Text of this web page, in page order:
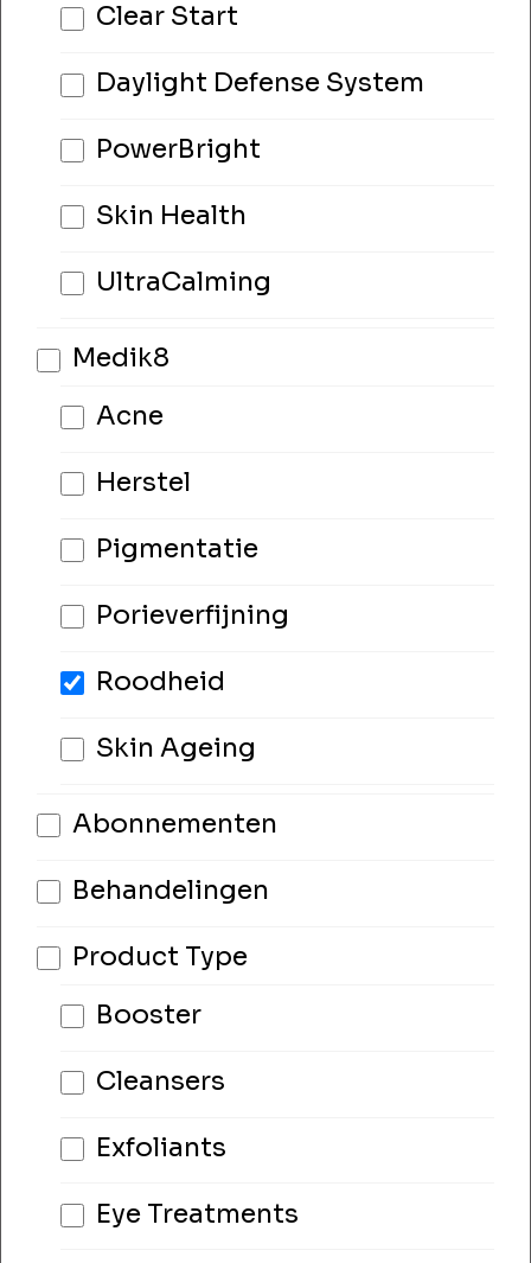
Clear Start
Daylight Defense System
PowerBright
Skin Health
UltraCalming
Medik8
Acne
Herstel
Pigmentatie
Porieverfijning
Roodheid
Skin Ageing
Abonnementen
Behandelingen
Product Type
Booster
Cleansers
Exfoliants
Eye Treatments